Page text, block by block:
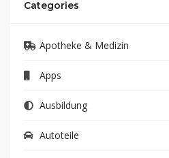
Categories
Apotheke & Medizin
Apps
Ausbildung
Autoteile